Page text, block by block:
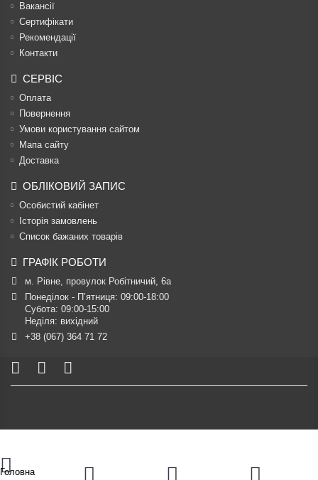
Вакансії
Сертифікати
Рекомендації
Контакти
СЕРВІС
Оплата
Повернення
Умови користування сайтом
Мапа сайту
Доставка
ОБЛІКОВИЙ ЗАПИС
Особистий кабінет
Історія замовлень
Список бажаних товарів
ГРАФІК РОБОТИ
м. Рівне, провулок Робітничий, 6а
Понеділок - П’ятниця: 09:00-18:00
Субота: 09:00-15:00
Неділя: вихідний
+38 (067) 364 71 72
Головна